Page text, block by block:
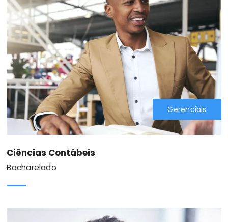
Gerenciais
Ciências Contábeis
Bacharelado